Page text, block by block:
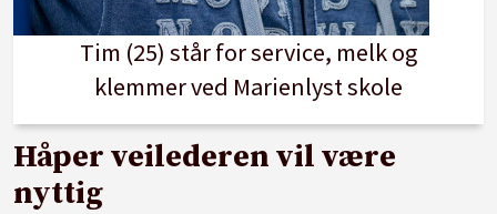
Tim (25) står for service, melk og
klemmer ved Marienlyst skole
Håper veilederen vil være
nyttig